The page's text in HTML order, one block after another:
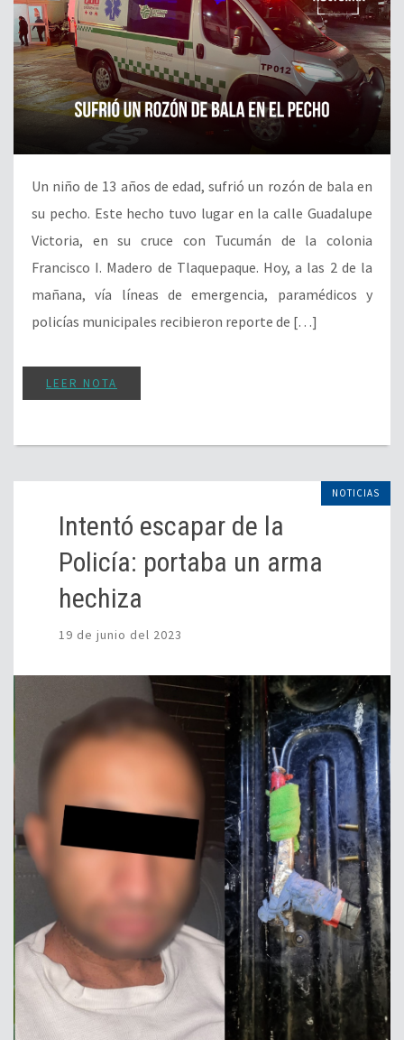
Un niño de 13 años de edad, sufrió un rozón de bala en
su pecho. Este hecho tuvo lugar en la calle Guadalupe
Victoria, en su cruce con Tucumán de la colonia
Francisco I. Madero de Tlaquepaque. Hoy, a las 2 de la
mañana, vía líneas de emergencia, paramédicos y
policías municipales recibieron reporte de […]
LEER NOTA
NOTICIAS
Intentó escapar de la
Policía: portaba un arma
hechiza
19 de junio del 2023